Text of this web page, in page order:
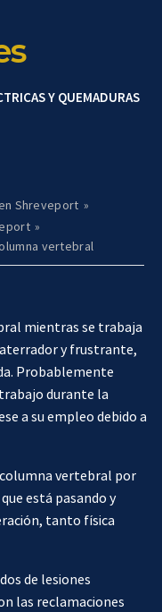
Y QUEMADURAS
Shreveport »
»
vertebral
mientras se trabaja
y frustrante,
Probablemente
durante la
a su empleo debido a
vertebral por
está pasando y
tanto física
de lesiones
las reclamaciones